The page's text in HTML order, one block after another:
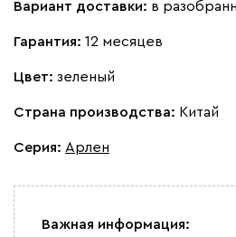
Вариант доставки: в
Гарантия: 12 месяцев
Цвет: зеленый
Страна производства: Китай
Серия: Арлен
Важная информация: